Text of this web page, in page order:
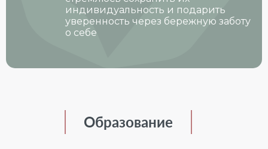
индивидуальность и подарить
уверенность через бережную заботу
о себе
Образование